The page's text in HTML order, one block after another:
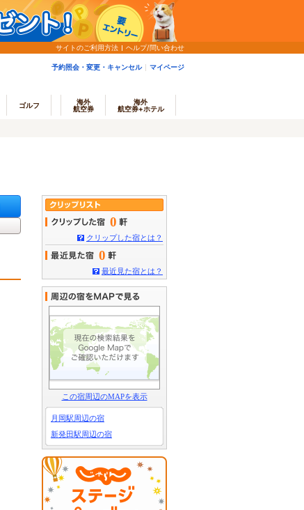
サイトのご利用方法 ヘルプ/問い合わせ
予約照会・変更・キャンセル マイページ
ゴルフ
海外
航空券
海外
航空券+ホテル
0
クリップした宿とは？
0
最近見た宿とは？
この宿周辺のMAPを表示
月岡駅周辺の宿
新発田駅周辺の宿